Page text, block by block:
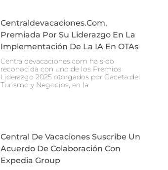
Centraldevacaciones.com,
Premiada Por Su Liderazgo En La
Implementación De La IA En OTAs
Centraldevacaciones.com ha sido
reconocida con uno de los Premios
Liderazgo 2025 otorgados por Gaceta del
Turismo y Negocios, en la
Central De Vacaciones Suscribe Un
Acuerdo De Colaboración Con
Expedia Group